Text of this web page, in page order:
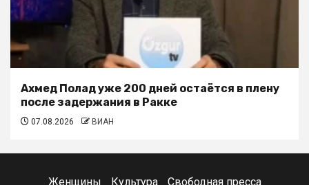
Ахмед Полад уже 200 дней остаётся в плену
после задержания в Ракке
07.08.2026 ВИАН
Женщины Культура Свободная пресса